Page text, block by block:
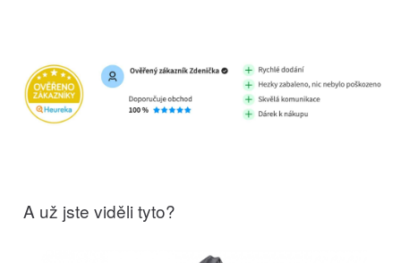
A už jste viděli tyto?